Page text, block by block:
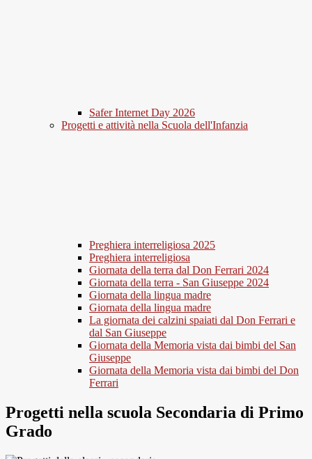
Safer Internet Day 2026
Progetti e attività nella Scuola dell'Infanzia
Preghiera interreligiosa 2025
Preghiera interreligiosa
Giornata della terra dal Don Ferrari 2024
Giornata della terra - San Giuseppe 2024
Giornata della lingua madre
Giornata della lingua madre
La giornata dei calzini spaiati dal Don Ferrari e
dal San Giuseppe
Giornata della Memoria vista dai bimbi del San
Giuseppe
Giornata della Memoria vista dai bimbi del Don
Ferrari
Progetti nella scuola Secondaria di Primo
Grado